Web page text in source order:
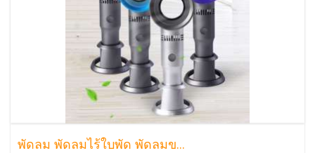
พัดลม พัดลมไร้ใบพัด พัดลมข...